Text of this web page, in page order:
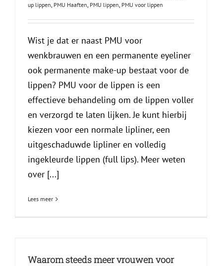
up lippen PMU Haaften PMU lippen PMU voor lippen
Wist je dat er naast PMU voor
wenkbrauwen en een permanente eyeliner
ook permanente make-up bestaat voor de
lippen? PMU voor de lippen is een
effectieve behandeling om de lippen voller
en verzorgd te laten lijken. Je kunt hierbij
kiezen voor een normale lipliner, een
uitgeschaduwde lipliner en volledig
ingekleurde lippen (full lips). Meer weten
over [...]
Lees meer
Waarom steeds meer vrouwen voor